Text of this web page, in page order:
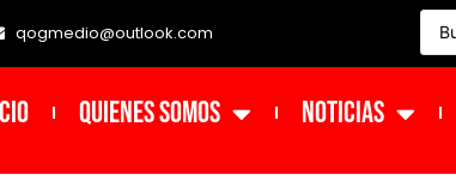
qogmedio@outlook.com
Quienes Somos NOTICIAS